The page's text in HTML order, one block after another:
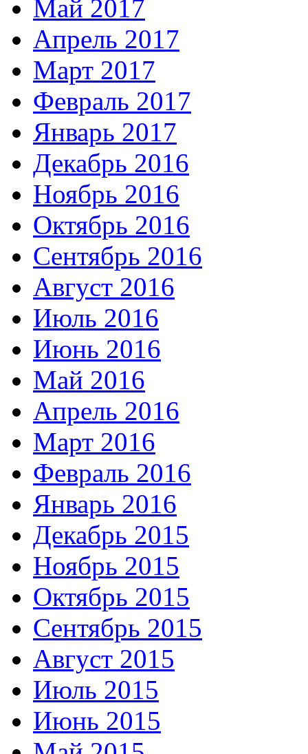
Май 2017
Апрель 2017
Март 2017
Февраль 2017
Январь 2017
Декабрь 2016
Ноябрь 2016
Октябрь 2016
Сентябрь 2016
Август 2016
Июль 2016
Июнь 2016
Май 2016
Апрель 2016
Март 2016
Февраль 2016
Январь 2016
Декабрь 2015
Ноябрь 2015
Октябрь 2015
Сентябрь 2015
Август 2015
Июль 2015
Июнь 2015